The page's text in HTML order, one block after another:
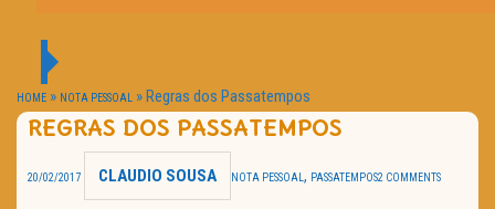
HOME CINEMA
NOTA PESSOAL
HOME » NOTA PESSOAL »Regras dos Passatempos
REGRAS DOS PASSATEMPOS
20/02/2017 CLAUDIO SOUSA NOTA PESSOAL , PASSATEMPOS2 COMMENTS